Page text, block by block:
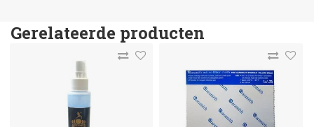
Gerelateerde producten